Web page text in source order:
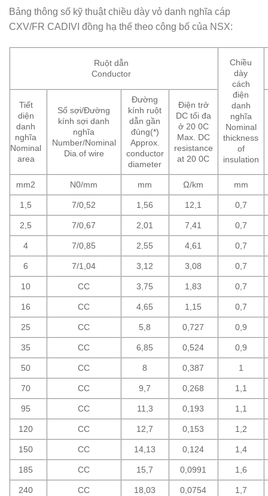
Bảng thông số kỹ thuật chiều dày vỏ danh nghĩa cáp
CXV/FR CADIVI đồng hạ thế theo công bố của NSX:
Ruột dẫn
Conductor
Chiều
dày
cách
điện
danh
nghĩa
Nominal
thickness
of
insulation
Tiết
diện
danh
nghĩa
Nominal
area
Số sợi/Đường
kính sợi danh
nghĩa
Number/Nominal
Dia.of wire
Đường
kính ruột
dẫn gần
đúng(*)
Approx.
conductor
diameter
Điện trở
DC tối đa
ở 20 0C
Max. DC
resistance
at 20 0C
mm2 N0/mm mm Ω/km mm
1,5 7/0,52 1,56 12,1 0,7
2,5 7/0,67 2,01 7,41 0,7
4 7/0,85 2,55 4,61 0,7
6 7/1,04 3,12 3,08 0,7
10 CC 3,75 1,83 0,7
16 CC 4,65 1,15 0,7
25 CC 5,8 0,727 0,9
35 CC 6,85 0,524 0,9
50 CC 8 0,387 1
70 CC 9,7 0,268 1,1
95 CC 11,3 0,193 1,1
120 CC 12,7 0,153 1,2
150 CC 14,13 0,124 1,4
185 CC 15,7 0,0991 1,6
240 CC 18,03 0,0754 1,7